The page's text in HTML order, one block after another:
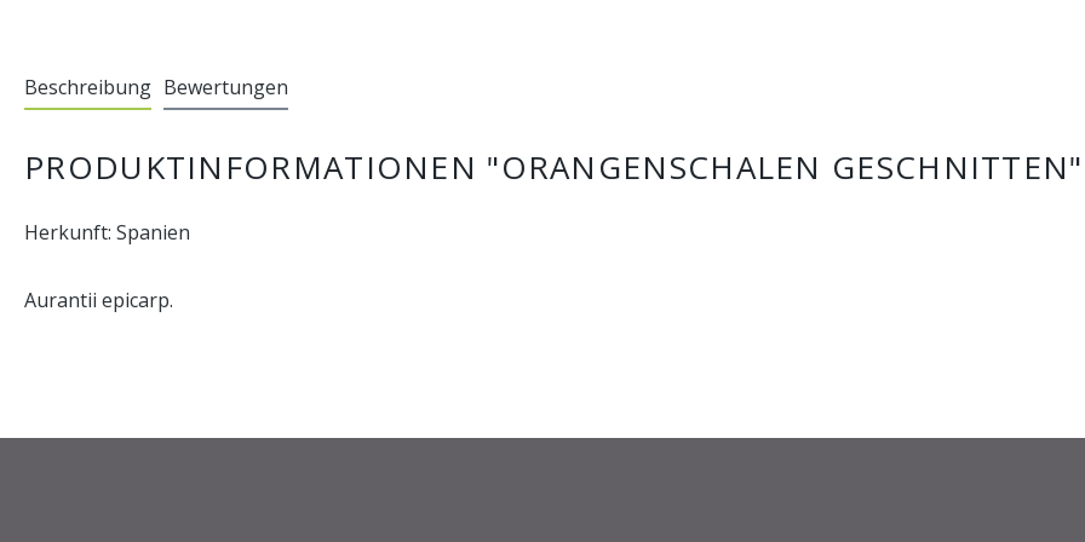
Beschreibung Bewertungen
PRODUKTINFORMATIONEN "ORANGENSCHALEN GESCHNITTEN"
Herkunft: Spanien
Aurantii epicarp.